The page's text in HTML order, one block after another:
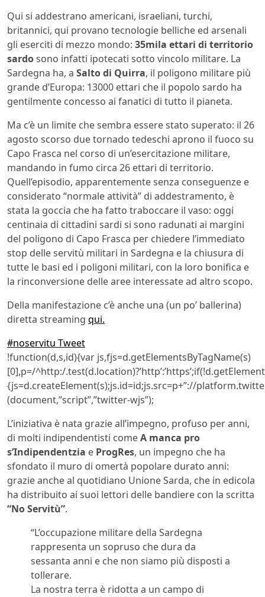
Qui si addestrano americani, israeliani, turchi,
britannici, qui provano tecnologie belliche ed arsenali
gli eserciti di mezzo mondo: 35mila ettari di territorio
sardosono infatti ipotecati sotto vincolo militare. La
Sardegna ha, a Salto di Quirra, il poligono militare più
grande d’Europa: 13000 ettari che il popolo sardo ha
gentilmente concesso ai fanatici di tutto il pianeta.
Ma c’è un limite che sembra essere stato superato: il 26
agosto scorso due tornado tedeschi aprono il fuoco su
Capo Frasca nel corso di un’esercitazione militare,
mandando in fumo circa 26 ettari di territorio.
Quell’episodio, apparentemente senza conseguenze e
considerato “normale attività” di addestramento, è
stata la goccia che ha fatto traboccare il vaso: oggi
centinaia di cittadini sardi si sono radunati ai margini
del poligono di Capo Frasca per chiedere l’immediato
stop delle servitù militari in Sardegna e la chiusura di
tutte le basi ed i poligoni militari, con la loro bonifica e
la rinconversione delle aree interessate ad altro scopo.
Della manifestazione c’è anche una (un po’ ballerina)
diretta streaming qui.
#noservitu Tweet
!function(d,s,id){var js,fjs=d.getElementsByTagName(s)
[0],p=/^http:/
{js=d.createElement(s);js.id=id;js.src=p+”://
(document,”script”,”twitter-wjs”);
L’iniziativa è nata grazie all’impegno, profuso per anni,
di molti indipendentisti comeA manca pro
s’Indipendentzia e ProgRes, un impegno che ha
sfondato il muro di omertà popolare durato anni:
grazie anche al quotidiano Unione Sarda, che in edicola
ha distribuito ai suoi lettori delle bandiere con la scritta
“No Servitù”.
“L’occupazione militare della Sardegna
rappresenta un sopruso che dura da
sessanta anni e che non siamo più disposti a
tollerare.
La nostra terra è ridotta a un campo di